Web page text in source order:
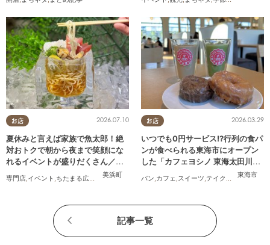
お店
美浜町
2026.07.10
夏休みと言えば家族で魚太郎！絶
対おトクで朝から夜まで笑顔にな
れるイベントが盛りだくさん／ち
専門店 イベント ちたまる広告 家族
お店
東海市
2026.03.29
いつでも0円サービス!?行列の食パ
ンが食べられる東海市にオープン
した「カフェヨシノ 東海太田川
パン カフェ スイーツ テイクアウト ,家族
記事一覧